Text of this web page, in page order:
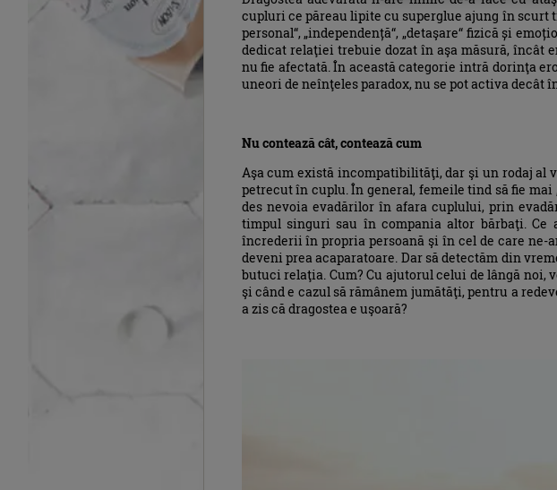
cupluri ce păreau lipite cu superglue ajung în scurt
personal“, „independență“, „detaşare“ fizică și
dedicat relaţiei trebuie dozat în aşa măsură, încât
nu fie afectată. În această categorie intră dorinţa
uneori de neînţeles paradox, nu se pot activa decât
Nu contează cât, contează cum
Aşa cum există incompatibilităţi, dar şi un rodaj
petrecut în cuplu. În general, femeile tind să fie
des nevoia evadărilor în afara cuplului, prin
timpul singuri sau în compania altor bărbaţi.
încrederii în propria persoană şi în cel de care ne-
deveni prea acaparatoare. Dar să detectăm din
butuci relaţia. Cum? Cu ajutorul celui de lângă
şi când e cazul să rămânem jumătăţi, pentru a
a zis că dragostea e uşoară?